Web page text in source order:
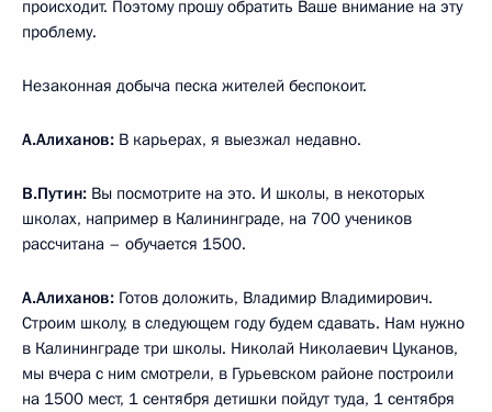
происходит. Поэтому прошу обратить Ваше внимание на эту
проблему.
Незаконная добыча песка жителей беспокоит.
А.Алиханов: В карьерах, я выезжал недавно.
В.Путин: Вы посмотрите на это. И школы, в некоторых
школах, например в Калининграде, на 700 учеников
рассчитана – обучается 1500.
А.Алиханов: Готов доложить, Владимир Владимирович.
Строим школу, в следующем году будем сдавать. Нам нужно
в Калининграде три школы. Николай Николаевич Цуканов,
мы вчера с ним смотрели, в Гурьевском районе построили
на 1500 мест, 1 сентября детишки пойдут туда, 1 сентября